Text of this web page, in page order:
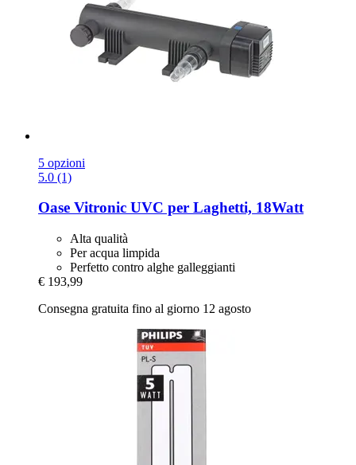
5 opzioni
5.0 (1)
Oase Vitronic UVC per Laghetti, 18Watt
Alta qualità
Per acqua limpida
Perfetto contro alghe galleggianti
€ 193,99
Consegna gratuita fino al giorno 12 agosto